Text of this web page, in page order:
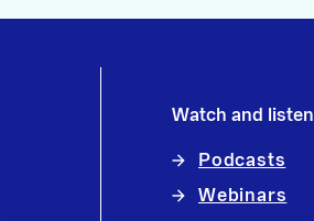
Watch and listen
Podcasts
Webinars